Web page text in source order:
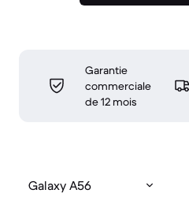
Garantie
commerciale
de 12 mois
Galaxy A56